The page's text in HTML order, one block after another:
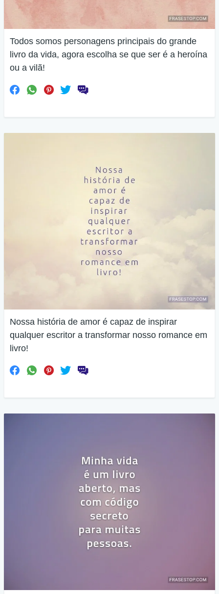
Todos somos personagens principais do grande
livro da vida, agora escolha se que ser é a heroína
ou a vilã!
Nossa história de amor é capaz de inspirar
qualquer escritor a transformar nosso romance em
livro!